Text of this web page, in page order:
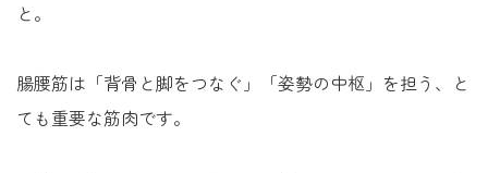
と。
腸腰筋は「背骨と脚をつなぐ」「姿勢の中枢」を担う、と
ても重要な筋肉です。